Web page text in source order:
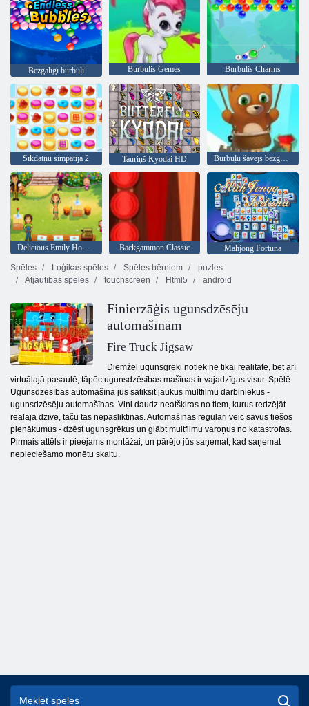
Bezgalīgi burbuļi Burbulis Gemes Burbulis Charms
Sīkdatņu simpātija 2 Tauriņš Kyodai HD Burbuļu šāvējs bezgalīgs
Delicious Emily Home Sweet Home Backgammon Classic
Mahjong Fortuna
Spēles
Loģikas spēles Spēles bērniem
puzles
Atjautības spēles
touchscreen Html5 android
Finierzāģis ugunsdzēsēju
automašīnām
Fire Truck Jigsaw
Diemžēl ugunsgrēki notiek ne tikai realitātē, bet arī
virtuālajā pasaulē, tāpēc ugunsdzēsības mašīnas ir vajadzīgas visur. Spēlē
Ugunsdzēsības automašīna jūs satiksit jaukus multfilmu darbiniekus -
ugunsdzēsēju automašīnas. Viņi daudz neatšķiras no tiem, kurus redzējāt
reālajā dzīvē, taču tas nepasliktinās. Automašīnas regulāri veic savus tiešos
pienākumus - dzēst ugunsgrēkus un glābt multfilmu varoņus no katastrofas.
Pirmais attēls ir pieejams montāžai, un pārējo jūs saņemat, kad saņemat
nepieciešamo monētu skaitu.